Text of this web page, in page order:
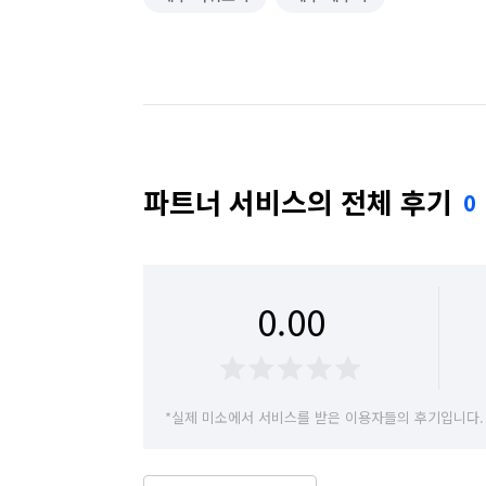
파트너 서비스의 전체 후기 0
0.00
*실제 미소에서 서비스를 받은 이용자들의 후기입니다.